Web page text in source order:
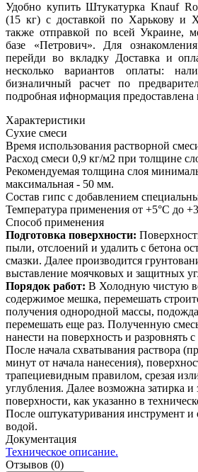
Удобно купить Штукатурка Knauf
(15 кг) с доставкой по Харькову и
также отправкой по всей Украине,
базе «Петрович». Для
перейди во вкладку Доставка и
несколько вариантов оплаты:
бизналичный расчет по
подробная ифнормация предоставлена
Характеристики
Сухие смеси
Время использования растворной
Расход смеси 0,9 кг/м2 при толщине
Рекомендуемая толщина слоя
максимальная - 50 мм.
Состав гипс с добавлением
Температура применения от +5°С до
Способ применения
Подготовка поверхности:
пыли, отслоений и удалить с бетона
смазки. Далее производится
выставление моячковых и защитных
Порядок работ: В Холодную чистую
содержимое мешка, перемешать
получения однородной массы,
перемешать еще раз. Полученную
нанести на поверхность и разровнять
После начала схватывания раствора
минут от начала нанесения),
трапециевидным правилом, срезая
углубления. Далее возможна затирка и
поверхности, как указанно в
После оштукатуривания инструмент
водой.
Документация
Техническое описание.
Отзывов (0)